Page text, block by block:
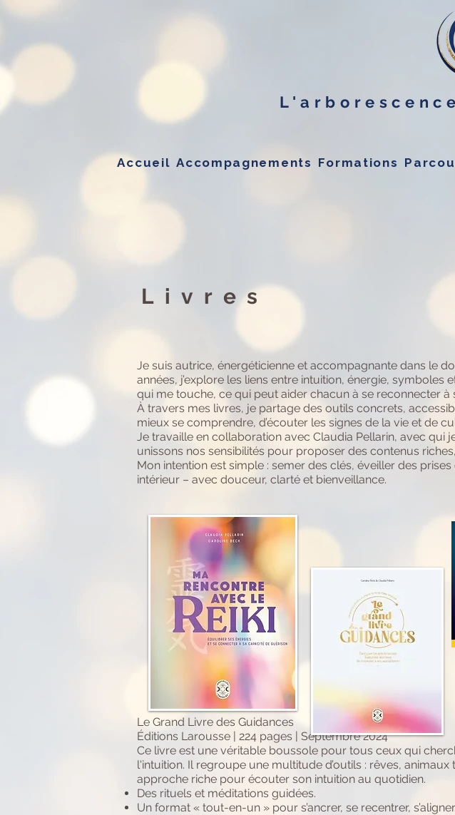
Accueil Accompagnements Formations
Livres
Je suis autrice, énergéticienne et accompagnante dans le
années, j’explore les liens entre intuition, énergie, symboles
qui me touche, ce qui peut aider chacun à se reconnecter à
À travers mes livres, je partage des outils concrets,
mieux se comprendre, d’écouter les signes de la vie et de
Je travaille en collaboration avec Claudia Pellarin, avec
unissons nos sensibilités pour proposer des contenus
Mon intention est simple : semer des clés, éveiller des
intérieur – avec douceur, clarté et bienveillance.
Le Grand Livre des Guidances
Éditions Larousse | 224 pages | Septembre 2024
Ce livre est une véritable boussole pour tous ceux qui
l'intuition. Il regroupe une multitude d’outils : rêves,
approche riche pour écouter son intuition au quotidien.
Des rituels et méditations guidées.
Un format « tout-en-un » pour s’ancrer, se recentrer, s’aligner.